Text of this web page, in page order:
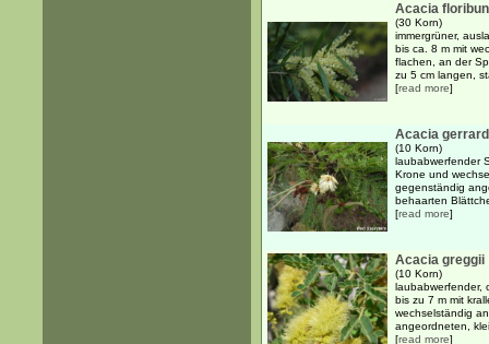
Acacia
(30 Korn)
immergrüner,
bis ca. 8 m mit
flachen, an der
zu 5 cm langen,
[read more]
Acacia
(10 Korn)
laubabwerfender
Krone und
gegenständig
behaarten
[read more]
Acacia greggii
(10 Korn)
laubabwerfender,
bis zu 7 m mit
wechselständig
angeordneten,
[read more]